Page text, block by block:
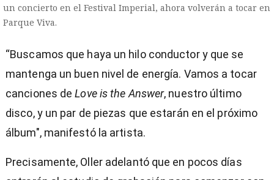
un concierto en el Festival Imperial, ahora volverán a tocar en
Parque Viva.
“Buscamos que haya un hilo conductor y que se
mantenga un buen nivel de energía. Vamos a tocar
canciones deLove is the Answer, nuestro último
disco, y un par de piezas que estarán en el próximo
álbum", manifestó la artista.
Precisamente, Oller adelantó que en pocos días